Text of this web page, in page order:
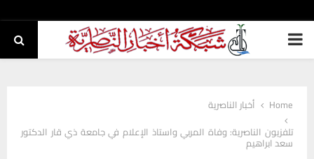
PRIMARY
Home
أخبار الناصرية
تلفزيون الناصرية: وفاة المربي واستاذ الإعلام في جامعة ذي قار الدكتور
سعد ابراهيم